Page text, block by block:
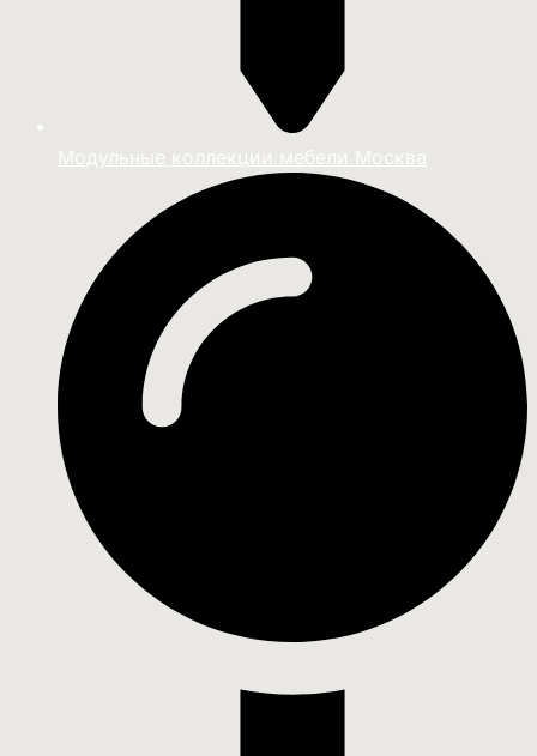
Модульные коллекции мебели Москва